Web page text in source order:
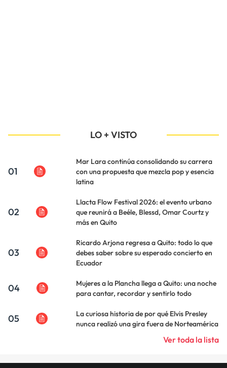
LO + VISTO
01
Mar Lara continúa consolidando su carrera
con una propuesta que mezcla pop y esencia
latina
02
Llacta Flow Festival 2026: el evento urbano
que reunirá a Beéle, Blessd, Omar Courtz y
más en Quito
03
Ricardo Arjona regresa a Quito: todo lo que
debes saber sobre su esperado concierto en
Ecuador
04
Mujeres a la Plancha llega a Quito: una noche
para cantar, recordar y sentirlo todo
05
La curiosa historia de por qué Elvis Presley
nunca realizó una gira fuera de Norteamérica
Ver toda la lista